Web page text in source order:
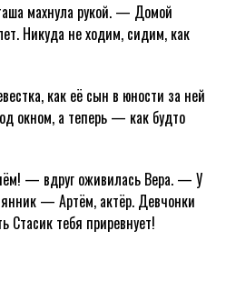
махнула рукой. — Домой
Никуда не ходим, сидим, как
как её сын в юности за ней
окном, а теперь — как будто
— вдруг оживилась Вера. — У
— Артём, актёр. Девчонки
Стасик тебя приревнует!